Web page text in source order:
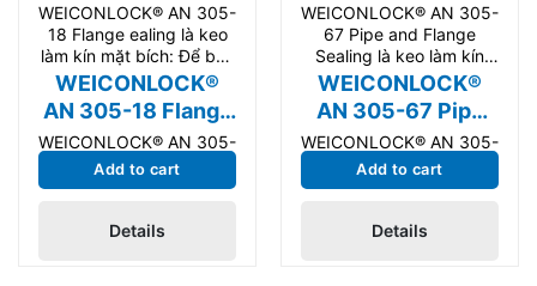
WEICONLOCK® AN 305-
18 Flange ealing là keo
làm kín mặt bích: Để bắc
cầu khoảng
WEICONLOCK®
AN 305-18 Flange
sealing
WEICONLOCK® AN 305-
18 Flange sealing là keo
làm kín mặt bích: Để bắc
cầu khoảng cách lớn,
Add to cart
Details
WEICONLOCK® AN 305-
67 Pipe and Flange
Sealing là keo làm kín
mặt bích dùng cho bảo
trì,
WEICONLOCK®
AN 305-67 Pipe
and Flange Sealing
WEICONLOCK® AN 305-
67 Pipe and Flange
Sealing là keo làm kín
mặt bích dùng cho bảo
Add to cart
Details